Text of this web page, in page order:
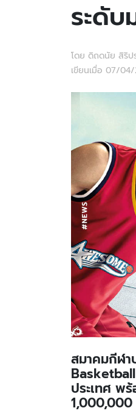
ระดับ
โดย ดิถดนัย สิริป
เขียนเมื่อ 07/
สมาคมกีฬา
ประเทศ พ
1,000,000